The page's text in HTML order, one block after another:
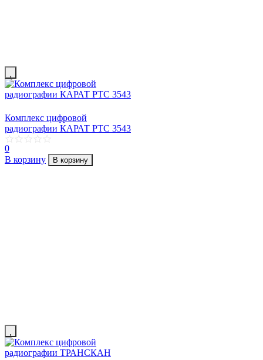
Комплекс цифровой
радиографии КАРАТ РТС 3543
0
В корзину
В корзину